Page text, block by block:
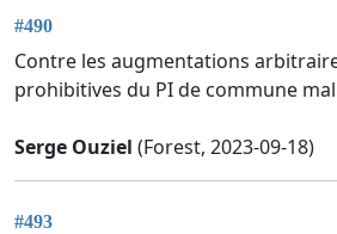
#490
Contre les augmentations
prohibitives du PI de commune
Serge Ouziel (Forest, 2023-09-18)
#493